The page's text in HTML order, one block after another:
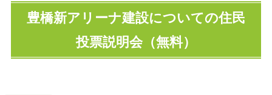
豊橋新アリーナ建設についての住民
投票説明会（無料）